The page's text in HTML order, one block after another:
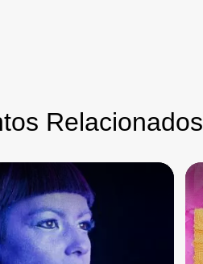
Relacionados